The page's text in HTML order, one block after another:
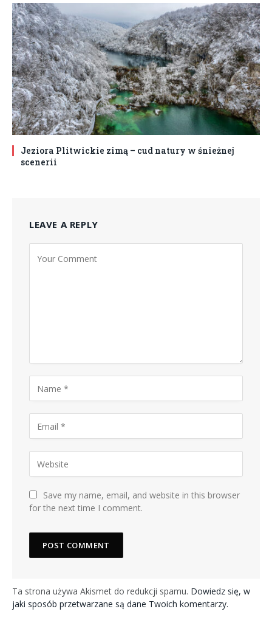
Jeziora Plitwickie zimą – cud natury w śnieżnej
scenerii
LEAVE A REPLY
Save my name, email, and website in this browser
for the next time I comment.
Ta strona używa Akismet do redukcji spamu. Dowiedz się, w
jaki sposób przetwarzane są dane Twoich komentarzy.